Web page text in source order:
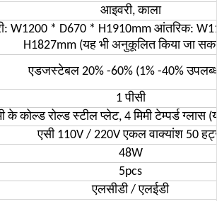
आइवरी, काला
W1200 * D670 * H1910mm आंतरिक:
H1827mm (यह भी अनुकूलित किया जा
एडजस्टेबल 20% -60% (1% -40%
1 पीसी
के कोल्ड रोल्ड स्टील प्लेट, 4 मिमी टेम्पर्ड
एसी 110V / 220V एकल वाक्यांश 50
48W
5pcs
एलसीडी / एलईडी